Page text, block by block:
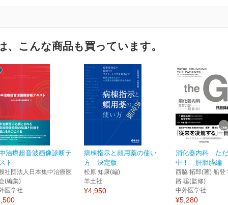
、こんな商品も買っています。
治療超音波画像診断テ
ト
社団法人日本集中治療医
(編集)
医学社
病棟指示と頻用薬の使い
方 決定版
松原 知康(編)
羊土社
¥4,950
消化器内科 た
中！ 肝胆膵編
西脇 拓郎(著) 船登
路 聡(監修)
中外医学社
¥5,280